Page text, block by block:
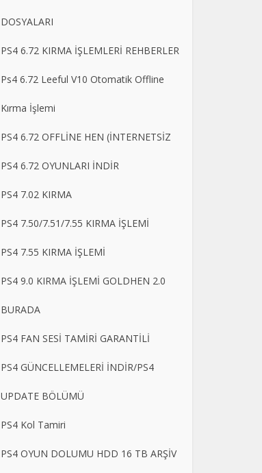
DOSYALARI
PS4 6.72 KIRMA İŞLEMLERİ REHBERLER
Ps4 6.72 Leeful V10 Otomatik Offline
Kırma İşlemi
PS4 6.72 OFFLİNE HEN (İNTERNETSİZ
PS4 6.72 OYUNLARI İNDİR
PS4 7.02 KIRMA
PS4 7.50/7.51/7.55 KIRMA İŞLEMİ
PS4 7.55 KIRMA İŞLEMİ
PS4 9.0 KIRMA İŞLEMİ GOLDHEN 2.0
BURADA
PS4 FAN SESİ TAMİRİ GARANTİLİ
PS4 GÜNCELLEMELERİ İNDİR/PS4
UPDATE BÖLÜMÜ
PS4 Kol Tamiri
PS4 OYUN DOLUMU HDD 16 TB ARŞİV